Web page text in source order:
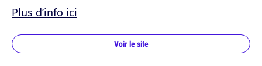
Plus d’info ici
Voir le site